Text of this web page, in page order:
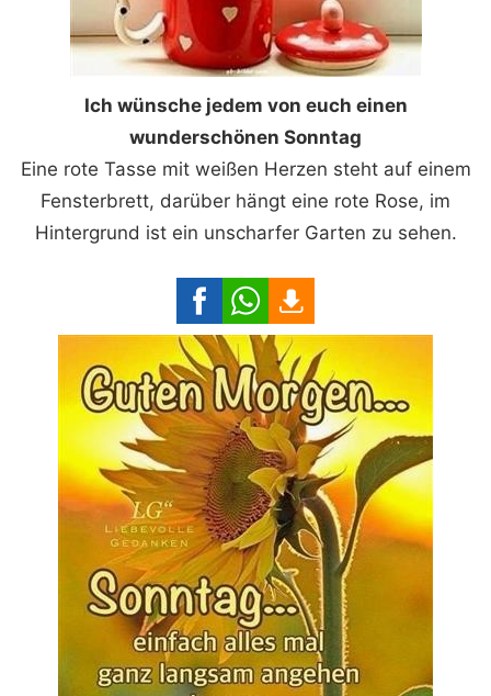
Ich wünsche jedem von euch einen
wunderschönen Sonntag
Eine rote Tasse mit weißen Herzen steht auf einem
Fensterbrett, darüber hängt eine rote Rose, im
Hintergrund ist ein unscharfer Garten zu sehen.